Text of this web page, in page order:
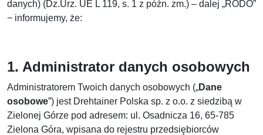
danych) (Dz.Urz. UE L 119, s. 1 z późn. zm.) – dalej „RODO”
− informujemy, że:
1. Administrator danych osobowych
Administratorem Twoich danych osobowych („Dane
osobowe”) jest Drehtainer Polska sp. z o.o. z siedzibą w
Zielonej Górze pod adresem: ul. Osadnicza 16, 65-785
Zielona Góra, wpisana do rejestru przedsiębiorców